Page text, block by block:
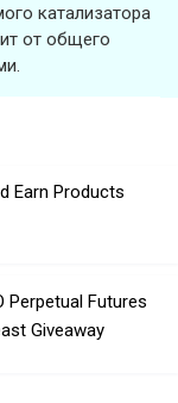
катализатора
от общего
Earn Products
Perpetual Futures
Giveaway